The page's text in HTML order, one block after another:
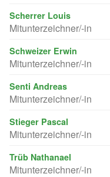
Scherrer Louis
Mitunterzeichner/-in
Schweizer Erwin
Mitunterzeichner/-in
Senti Andreas
Mitunterzeichner/-in
Stieger Pascal
Mitunterzeichner/-in
Trüb Nathanael
Mitunterzeichner/-in